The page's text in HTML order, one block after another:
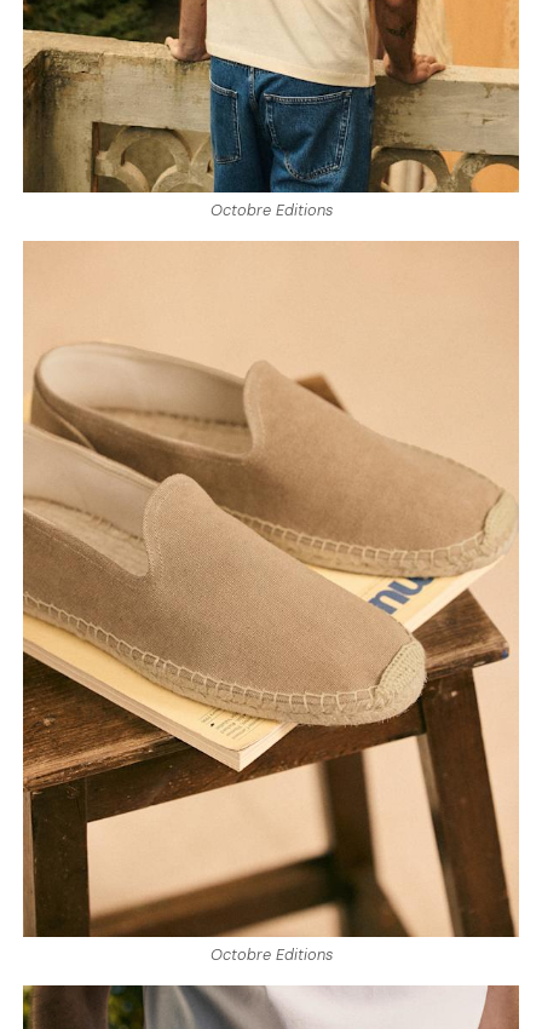
Octobre Editions
Octobre Editions